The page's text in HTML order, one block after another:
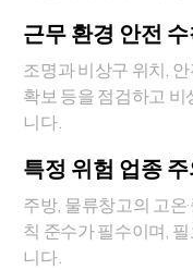
근무 환경 안전 수
조명과 비상구 위치,
확보 등을 점검하고
니다.
특정 위험 업종
주방, 물류창고의 고온
칙 준수가 필수이며,
니다.